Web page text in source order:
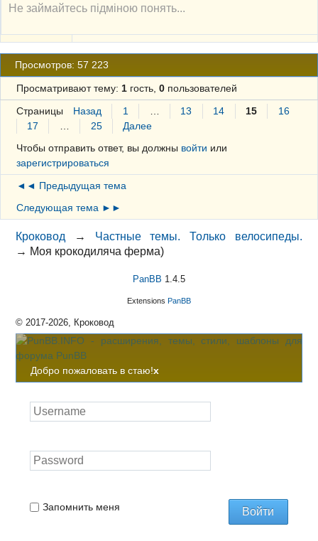
Не займайтесь підміною понять...
Просмотров: 57 223
Просматривают тему: 1гость, 0пользователей
Страницы Назад 1 13 14 15
16
17
25
Далее
Чтобы отправить ответ, вы должны войти или
зарегистрироваться
◄◄ Предыдущая тема
Следующая тема ►►
Кроковод → Частные темы. Только велосипеды.
→ Моя крокодиляча ферма)
PanBB 1.4.5
Extensions PanBB
© 2017-2026, Кроковод
Добро пожаловать в стаю!x
Запомнить меня